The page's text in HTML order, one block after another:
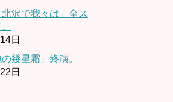
北沢で我々は」全ス
日
の幾星霜」終演。
日